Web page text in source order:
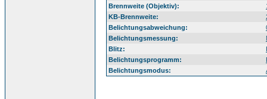
Brennweite (Objektiv):
KB-Brennweite:
Belichtungsabweichung:
Belichtungsmessung:
Blitz:
Belichtungsprogramm:
Belichtungsmodus: